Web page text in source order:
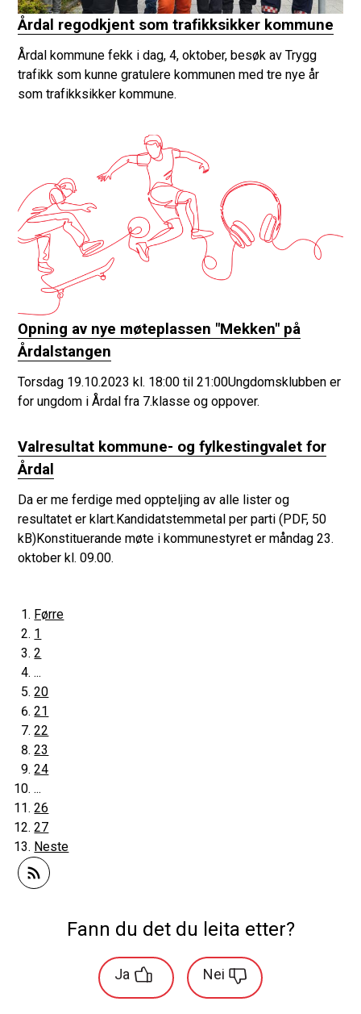
Årdal regodkjent som trafikksikker kommune
Årdal kommune fekk i dag, 4, oktober, besøk av Trygg
trafikk som kunne gratulere kommunen med tre nye år
som trafikksikker kommune.
Opning av nye møteplassen "Mekken" på
Årdalstangen
Torsdag 19.10.2023 kl. 18:00 til 21:00Ungdomsklubben er
for ungdom i Årdal fra 7.klasse og oppover.
Valresultat kommune- og fylkestingvalet for
Årdal
Da er me ferdige med oppteljing av alle lister og
resultatet er klart.Kandidatstemmetal per parti (PDF, 50
kB)Konstituerande møte i kommunestyret er måndag 23.
oktober kl. 09.00.
Førre
1
2
...
20
21
22
23
24
...
26
27
Neste
Fann du det du leita etter?
Ja Nei